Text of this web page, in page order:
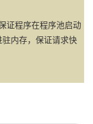
程序在程序池启动
内存，保证请求快